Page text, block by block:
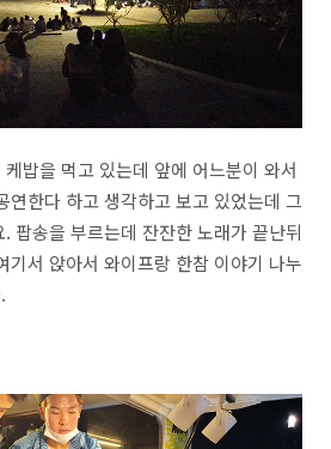
밥을 먹고 있는데 앞에 어느분이 와서
연한다 하고 생각하고 보고 있었는데 그
팝송을 부르는데 잔잔한 노래가 끝난뒤
기서 앉아서 와이프랑 한참 이야기 나누